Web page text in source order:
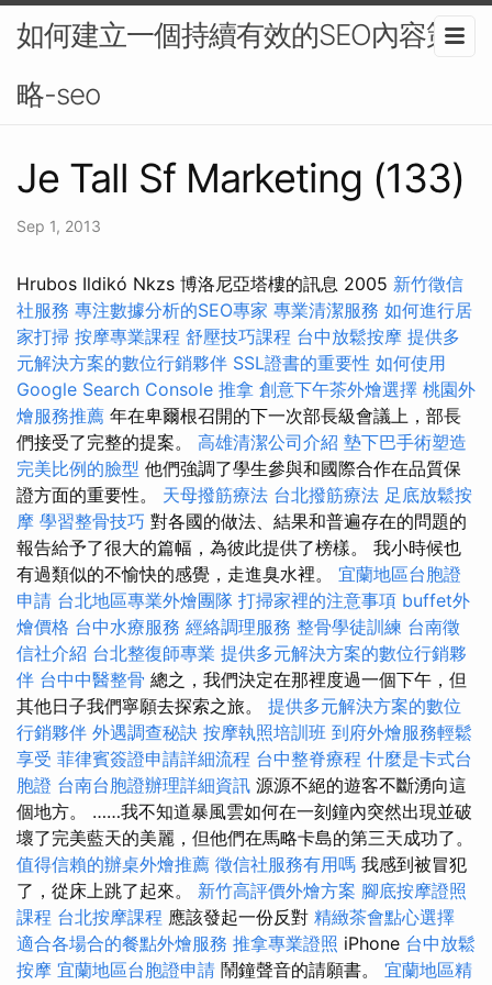
如何建立一個持續有效的SEO內容策
略-seo
Je Tall Sf Marketing (133)
Sep 1, 2013
Hrubos Ildikó Nkzs 博洛尼亞塔樓的訊息 2005 新竹徵信
社服務 專注數據分析的SEO專家 專業清潔服務 如何進行居
家打掃 按摩專業課程 舒壓技巧課程 台中放鬆按摩 提供多
元解決方案的數位行銷夥伴 SSL證書的重要性 如何使用
Google Search Console 推拿 創意下午茶外燴選擇 桃園外
燴服務推薦 年在卑爾根召開的下一次部長級會議上，部長
們接受了完整的提案。 高雄清潔公司介紹 墊下巴手術塑造
完美比例的臉型 他們強調了學生參與和國際合作在品質保
證方面的重要性。 天母撥筋療法 台北撥筋療法 足底放鬆按
摩 學習整骨技巧 對各國的做法、結果和普遍存在的問題的
報告給予了很大的篇幅，為彼此提供了榜樣。 我小時候也
有過類似的不愉快的感覺，走進臭水裡。 宜蘭地區台胞證
申請 台北地區專業外燴團隊 打掃家裡的注意事項 buffet外
燴價格 台中水療服務 經絡調理服務 整骨學徒訓練 台南徵
信社介紹 台北整復師專業 提供多元解決方案的數位行銷夥
伴 台中中醫整骨 總之，我們決定在那裡度過一個下午，但
其他日子我們寧願去探索之旅。 提供多元解決方案的數位
行銷夥伴 外遇調查秘訣 按摩執照培訓班 到府外燴服務輕鬆
享受 菲律賓簽證申請詳細流程 台中整脊療程 什麼是卡式台
胞證 台南台胞證辦理詳細資訊 源源不絕的遊客不斷湧向這
個地方。 ……我不知道暴風雲如何在一刻鐘內突然出現並破
壞了完美藍天的美麗，但他們在馬略卡島的第三天成功了。
值得信賴的辦桌外燴推薦 徵信社服務有用嗎 我感到被冒犯
了，從床上跳了起來。 新竹高評價外燴方案 腳底按摩證照
課程 台北按摩課程 應該發起一份反對 精緻茶會點心選擇
適合各場合的餐點外燴服務 推拿專業證照 iPhone 台中放鬆
按摩 宜蘭地區台胞證申請 鬧鐘聲音的請願書。 宜蘭地區精